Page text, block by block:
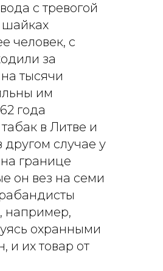
с тревогой
шайках
человек, с
за
тысячи
им
года
в Литве и
случае у
границе
он вез на семи
например,
охранными
и их товар от